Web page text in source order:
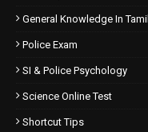
General Knowledge In Tamil
Police Exam
SI & Police Psychology
Science Online Test
Shortcut Tips